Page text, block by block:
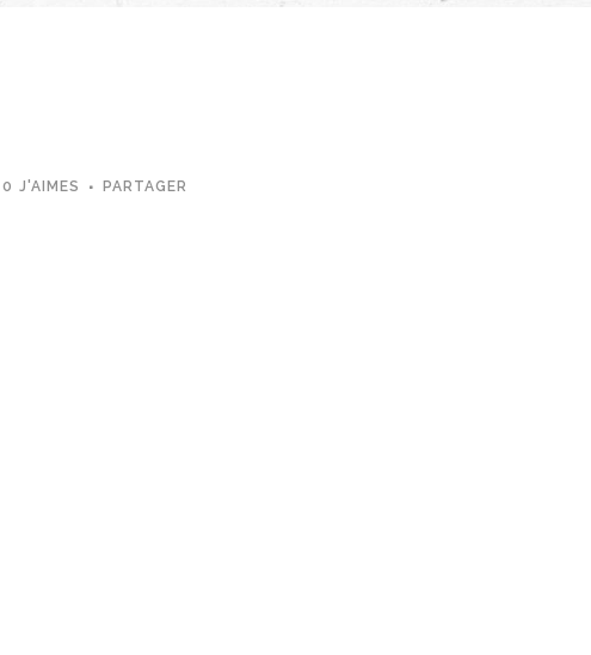
0 J'AIMES PARTAGER